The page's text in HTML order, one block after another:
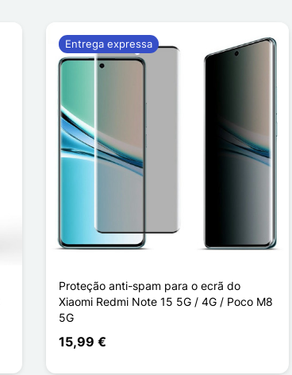
Proteção anti-spam para o ecrã do
Xiaomi Redmi Note 15 5G / 4G / Poco M8
5G
15,99 €
Entrega expressa